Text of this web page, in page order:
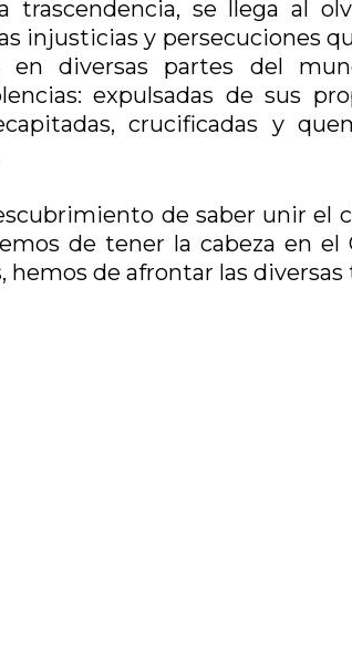
se llega al
injusticias y persecuciones
en diversas partes del
expulsadas de sus
crucificadas y
de saber unir el
de tener la cabeza en el
hemos de afrontar las